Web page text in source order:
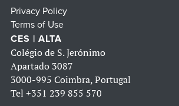
Privacy Policy
Terms of Use
CES | ALTA
Colégio de S. Jerónimo
Apartado 3087
3000-995 Coimbra, Portugal
Tel +351 239 855 570